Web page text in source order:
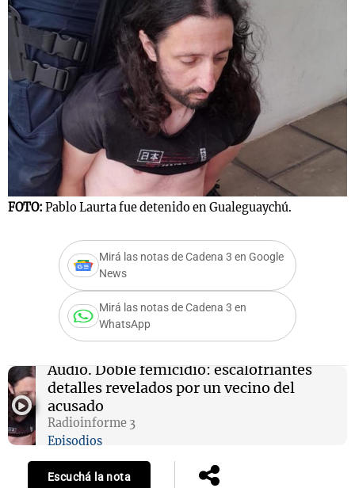
FOTO: Pablo Laurta fue detenido en Gualeguaychú.
Mirá las notas de Cadena 3 en Google
News
Mirá las notas de Cadena 3 en
WhatsApp
Audio. Doble femicidio: escalofriantes
detalles revelados por un vecino del
acusado
Radioinforme 3
Episodios
Escuchá la nota
Mundial 2026
Notas
La Sole en
Cadena 3